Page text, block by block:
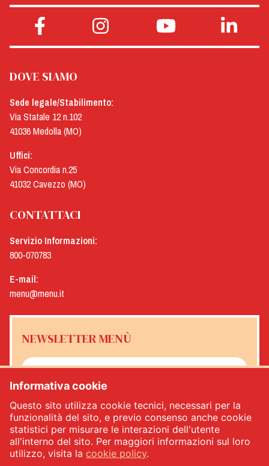
DOVE SIAMO
Sede legale/Stabilimento:
Via Statale 12 n.102
41036 Medolla (MO)
Uffici:
Via Concordia n.25
41032 Cavezzo (MO)
CONTATTACI
Servizio Informazioni:
800-070783
E-mail:
menu@menu.it
NEWSLETTER MENÙ
ISCRIVITI
Informativa cookie
Questo sito utilizza cookie tecnici, necessari per la
funzionalità del sito, e previo consenso anche cookie
statistici per misurare le interazioni dell'utente
all'interno del sito. Per maggiori informazioni sul loro
utilizzo, visita la cookie policy.